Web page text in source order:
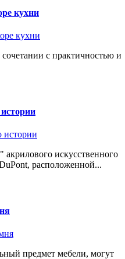
кухни
с практичностью и
искусственного
расположенной...
предмет мебели, могут